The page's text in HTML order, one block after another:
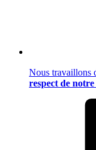
Nous travaillons
respect de